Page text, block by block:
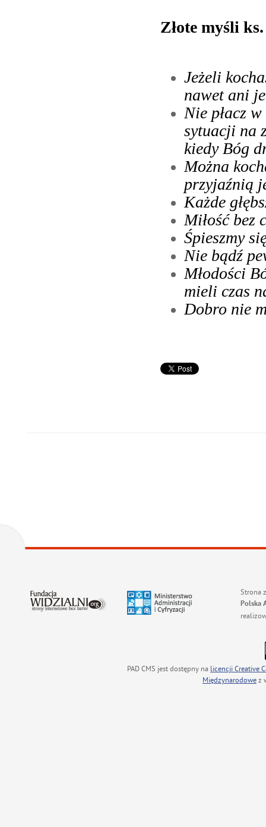
Złote myśli
Jeżeli
nawet ani
Nie płacz
sytuacji na
kiedy Bóg
Można
przyjaźnią
Każde
Miłość bez
Śpieszmy
Nie bądź
Młodości
mieli czas
Dobro nie
Strona
Polska
PAD CMS jest dostępny na licencji Creative
Międzynarodowe z